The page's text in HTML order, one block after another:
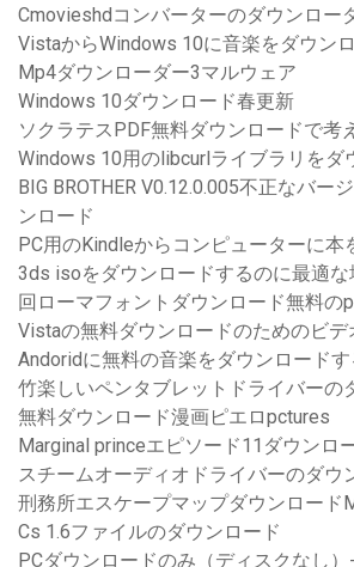
Cmovieshdコンバーターのダウンロー
VistaからWindows 10に音楽をダウン
Mp4ダウンローダー3マルウェア
Windows 10ダウンロード春更新
ソクラテスPDF無料ダウンロードで考
Windows 10用のlibcurlライブラリをダ
BIG BROTHER V0.12.0.005不正なバー
ンロード
PC用のKindleからコンピューターに本
3ds isoをダウンロードするのに最適な
回ローマフォントダウンロード無料の
Vistaの無料ダウンロードのためのビデ
Andoridに無料の音楽をダウンロード
竹楽しいペンタブレットドライバーの
無料ダウンロード漫画ピエロpctures
Marginal princeエピソード11ダウンロ
スチームオーディオドライバーのダウ
刑務所エスケープマップダウンロード
Cs 1.6ファイルのダウンロード
PCダウンロードのみ（ディスクなし）